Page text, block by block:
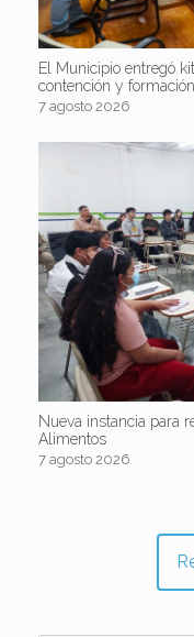
El Municipio entregó
contención y formación
7 agosto 2026
Nueva instancia para
Alimentos
7 agosto 2026